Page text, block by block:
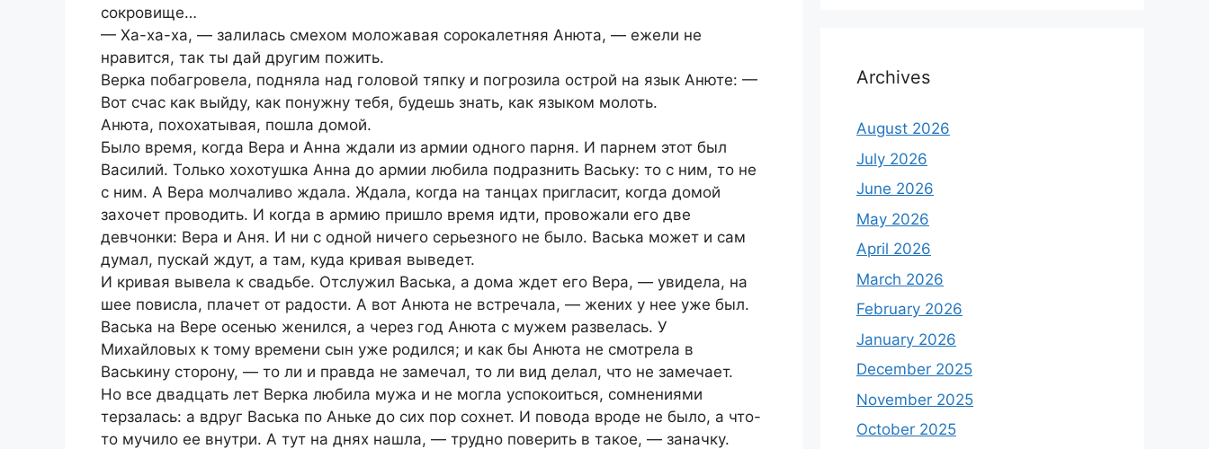
сокровище…
— Ха-ха-ха, — залилась смехом моложавая сорокалетняя Анюта, — ежели не
нравится, так ты дай другим пожить.
Верка побагровела, подняла над головой тяпку и погрозила острой на язык Анюте: —
Вот счас как выйду, как понужну тебя, будешь знать, как языком молоть.
Анюта, похохатывая, пошла домой.
Было время, когда Вера и Анна ждали из армии одного парня. И парнем этот был
Василий. Только хохотушка Анна до армии любила подразнить Ваську: то с ним, то не
с ним. А Вера молчаливо ждала. Ждала, когда на танцах пригласит, когда домой
захочет проводить. И когда в армию пришло время идти, провожали его две
девчонки: Вера и Аня. И ни с одной ничего серьезного не было. Васька может и сам
думал, пускай ждут, а там, куда кривая выведет.
И кривая вывела к свадьбе. Отслужил Васька, а дома ждет его Вера, — увидела, на
шее повисла, плачет от радости. А вот Анюта не встречала, — жених у нее уже был.
Васька на Вере осенью женился, а через год Анюта с мужем развелась. У
Михайловых к тому времени сын уже родился; и как бы Анюта не смотрела в
Васькину сторону, — то ли и правда не замечал, то ли вид делал, что не замечает.
Но все двадцать лет Верка любила мужа и не могла успокоиться, сомнениями
терзалась: а вдруг Васька по Аньке до сих пор сохнет. И повода вроде не было, а что-
то мучило ее внутри. А тут на днях нашла, — трудно поверить в такое, — заначку.
Archives
August 2026
July 2026
June 2026
May 2026
April 2026
March 2026
February 2026
January 2026
December 2025
November 2025
October 2025